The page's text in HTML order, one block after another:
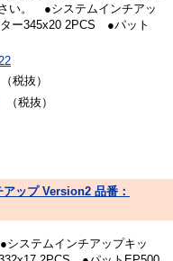
い。 ●システムインチアッ
ー345x20 2PCS ●パット
税抜）
（税抜）
ップ Version2 品番：
ステムインチアップキッ